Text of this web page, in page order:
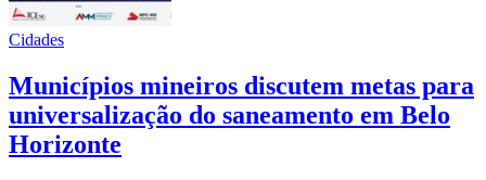
Cidades
Municípios mineiros discutem metas para
universalização do saneamento em Belo
Horizonte